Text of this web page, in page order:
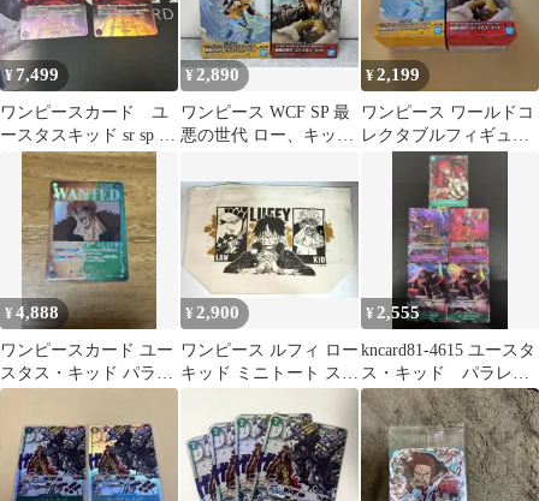
¥ 7,499
ワンピースカード ユ
ースタスキッド sr sp ス
ペシャルカード 紫
¥2,890
ワンピース WCF SP 最
悪の世代 ロー、キッド
¥2,199
ワンピース ワールドコ
レクタブルフィギュア
スペシャル 最悪の世代
¥4,888
ワンピースカード ユー
スタス・キッド パラレ
ル 手配書
¥ 2,900
ワンピース ルフィ ロー
キッド ミニトート スペ
シャルセット ジャンプ
ショップ
¥ 2,555
kncard81-4615 ユースタ
ス・キッド パラレ
ル 5枚セット